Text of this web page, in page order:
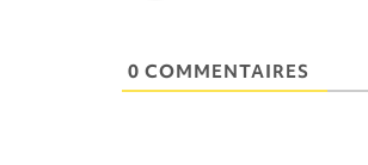
0 COMMENTAIRES